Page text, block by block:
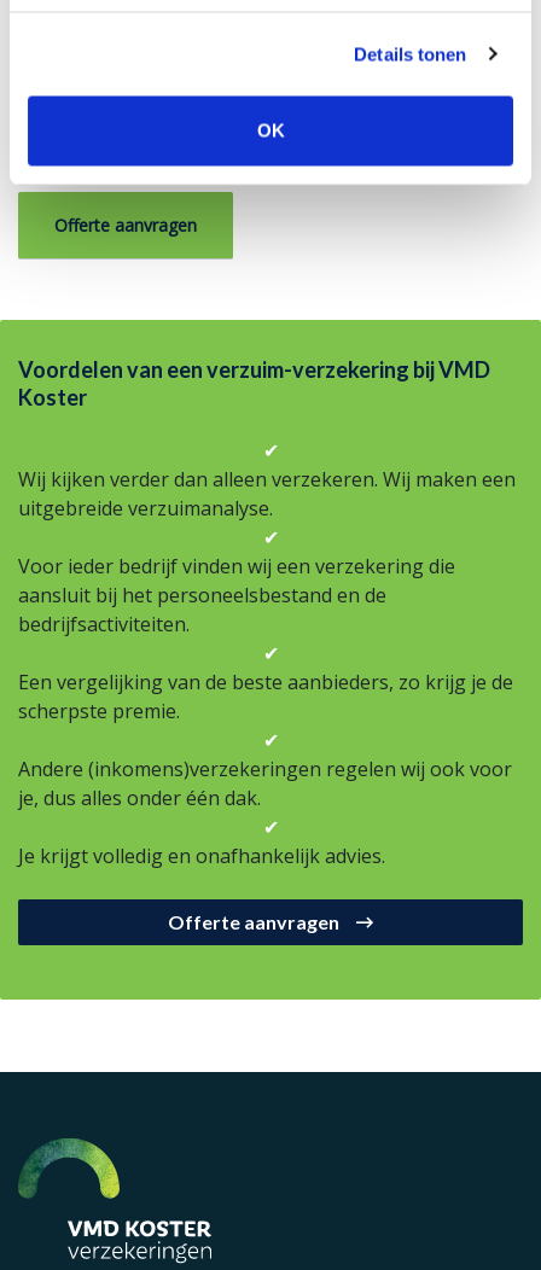
Details tonen
OK
verhalen van de kosten op de veroorzaker veelal vanuit
deze verzekering geregeld. Wil je dit zeker weten?
Bespreek het met onze specialisten. Bel daarvoor 0172
Offerte aanvragen
Voordelen van een verzuim-verzekering bij VMD
Koster
✔
Wij kijken verder dan alleen verzekeren. Wij maken een
uitgebreide verzuimanalyse.
✔
Voor ieder bedrijf vinden wij een verzekering die
aansluit bij het personeelsbestand en de
bedrijfsactiviteiten.
✔
Een vergelijking van de beste aanbieders, zo krijg je de
scherpste premie.
✔
Andere (inkomens)verzekeringen regelen wij ook voor
je, dus alles onder één dak.
✔
Je krijgt volledig en onafhankelijk advies.
Offerte aanvragen